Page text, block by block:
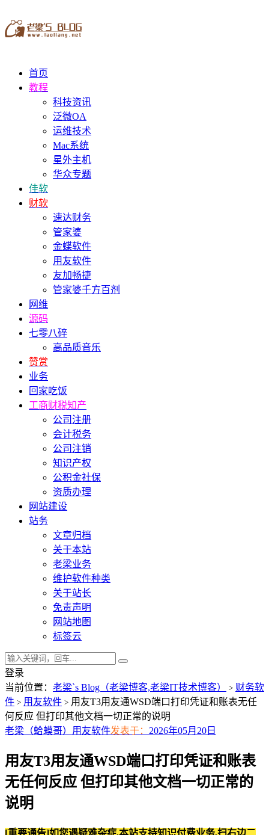
首页
教程
科技资讯
泛微OA
运维技术
Mac系统
星外主机
华众专题
佳软
财软
速达财务
管家婆
金蝶软件
用友软件
友加畅捷
管家婆千方百剂
网维
源码
七零八碎
高品质音乐
赞赏
业务
回家吃饭
工商财税知产
公司注册
会计税务
公司注销
知识产权
公积金社保
资质办理
网站建设
站务
文章归档
关于本站
老梁业务
维护软件种类
关于站长
免责声明
网站地图
标签云
登录
当前位置： 老梁`s Blog（老梁博客,老梁IT技术博客） > 财务软
件 > 用友软件 > 用友T3用友通WSD端口打印凭证和账表无任
何反应 但打印其他文档一切正常的说明
老梁（蛤蟆哥） 用友软件发表于： 2026年05月20日
用友T3用友通WSD端口打印凭证和账表
无任何反应 但打印其他文档一切正常的
说明